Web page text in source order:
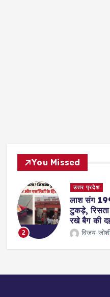
You Missed
उत्तर प्रदेश
लाश संग
टुकड़े, रिसता
रखे बैग की
विजय जोशी